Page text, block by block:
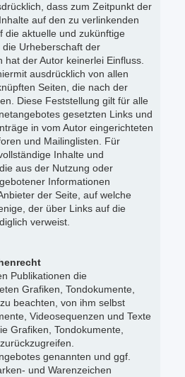
dass zum Zeitpunkt der
auf den zu verlinkenden
die aktuelle und zukünftige
Urheberschaft der
der Autor keinerlei Einfluss.
ausdrücklich von allen
Seiten, die nach der
Diese Feststellung gilt für alle
gesetzten Links und
in vom Autor eingerichteten
und Mailinglisten. Für
Inhalte und
aus der Nutzung oder
Informationen
der Seite, auf welche
der über Links auf die
verweist.
Publikationen die
Grafiken, Tondokumente,
beachten, von ihm selbst
Videosequenzen und Texte
Grafiken, Tondokumente,
genannten und ggf.
und Warenzeichen